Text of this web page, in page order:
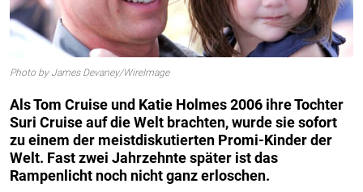
Photo by James Devaney/WireImage
Als Tom Cruise und Katie Holmes 2006 ihre Tochter
Suri Cruise auf die Welt brachten, wurde sie sofort
zu einem der meistdiskutierten Promi-Kinder der
Welt. Fast zwei Jahrzehnte später ist das
Rampenlicht noch nicht ganz erloschen.